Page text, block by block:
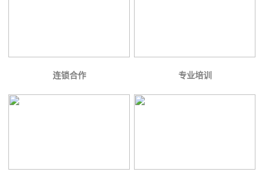
连锁合作 专业培训